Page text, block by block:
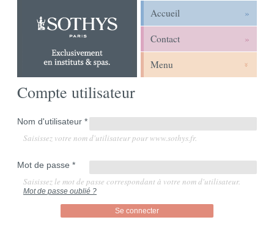
Accueil
Contact
Menu
Compte util­isa­teur
Nom d'utilisateur *
Saisissez votre nom d'utilisateur pour www.sothys.fr.
Mot de passe *
Saisissez le mot de passe correspondant à votre nom d'utilisateur.
Mot de passe oublié ?